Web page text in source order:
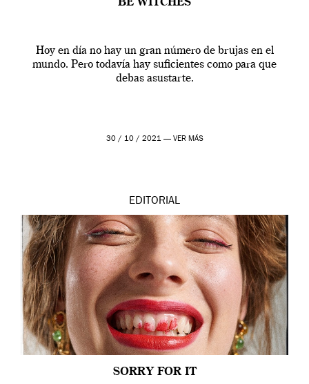
BE WITCHES
Hoy en día no hay un gran número de brujas en el
mundo. Pero todavía hay suficientes como para que
debas asustarte.
30 / 10 / 2021 — VER MÁS
EDITORIAL
SORRY FOR IT